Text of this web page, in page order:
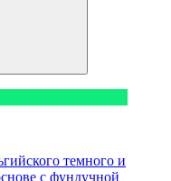
темного и
с фундучной